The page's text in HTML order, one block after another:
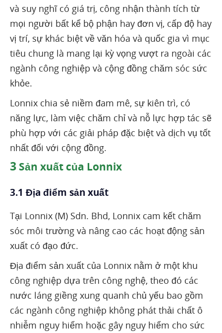
và suy nghĩ có giá trị, công nhận thành tích từ
mọi người bất kể bộ phận hay đơn vị, cấp độ hay
vị trí, sự khác biệt về văn hóa và quốc gia vì mục
tiêu chung là mang lại kỳ vọng vượt ra ngoài các
ngành công nghiệp và cộng đồng chăm sóc sức
khỏe.
Lonnix chia sẻ niềm đam mê, sự kiên trì, có
năng lực, làm việc chăm chỉ và nỗ lực hợp tác sẽ
phù hợp với các giải pháp đặc biệt và dịch vụ tốt
nhất đối với cộng đồng.
3 Sản xuất của Lonnix
3.1 Địa điểm sản xuất
Tại Lonnix (M) Sdn. Bhd, Lonnix cam kết chăm
sóc môi trường và nâng cao các hoạt động sản
xuất có đạo đức.
Địa điểm sản xuất của Lonnix nằm ở một khu
công nghiệp dựa trên công nghệ, theo đó các
nước láng giềng xung quanh chủ yếu bao gồm
các ngành công nghiệp không phát thải chất ô
nhiễm nguy hiểm hoặc gây nguy hiểm cho sức